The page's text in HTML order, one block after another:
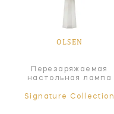
OLSEN
Перезаряжаемая
настольная лампа
Signature Collection